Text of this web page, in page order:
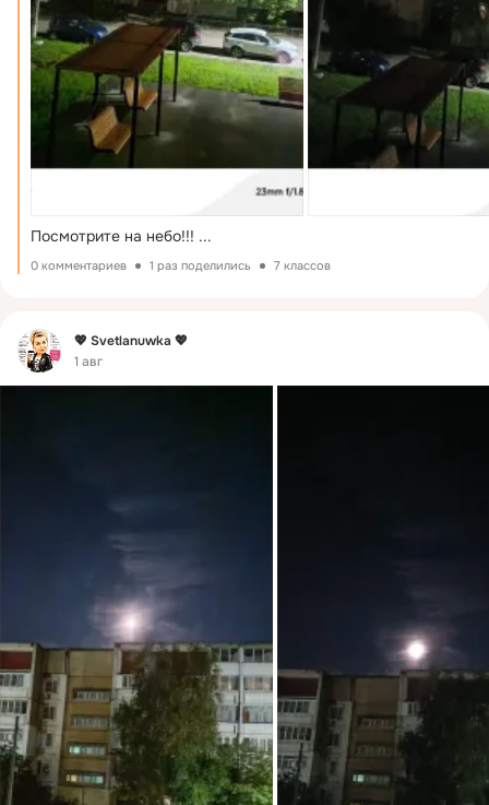
Посмотрите на небо!!! ...
0 комментариев 1 раз поделились 7 классов
Фид
💖 Svetlanuwka 💖
1 авг